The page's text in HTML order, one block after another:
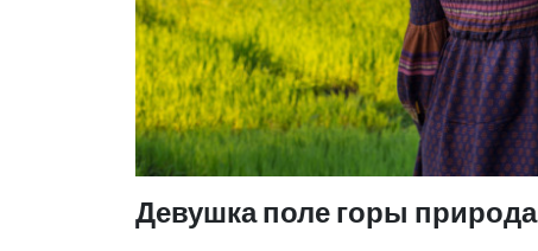
Девушка поле горы природа